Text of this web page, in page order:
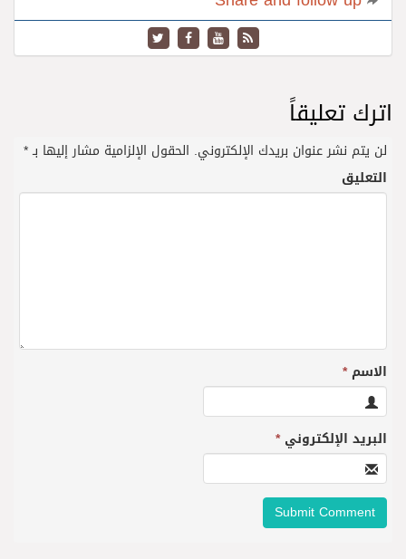
اترك تعليقاً
لن يتم نشر عنوان بريدك الإلكتروني. الحقول الإلزامية مشار إليها بـ*
التعليق
الاسم*
البريد الإلكتروني*